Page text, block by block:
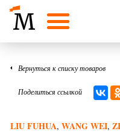
Вернуться к списку товаров
Поделиться ссылкой
LIU FUHUA, WANG WEI,